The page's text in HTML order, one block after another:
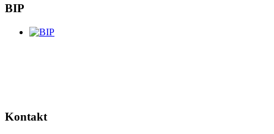
BIP
Kontakt